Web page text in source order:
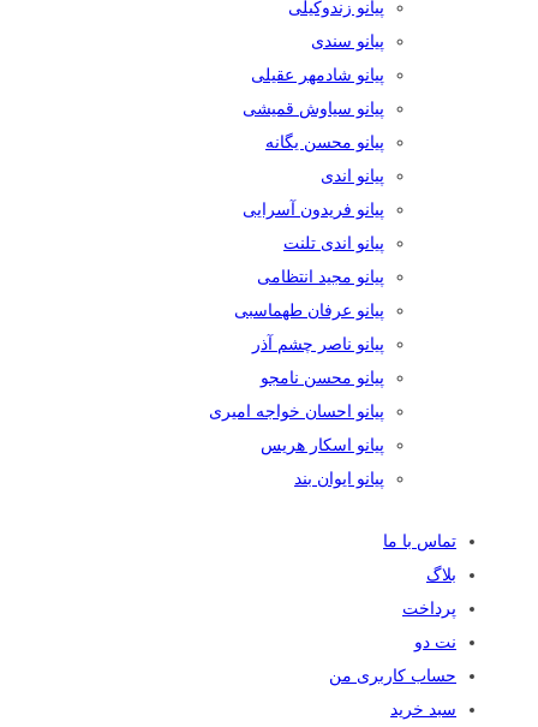
پیانو زندوکیلی
پیانو سندی
پیانو شادمهر عقیلی
پیانو سیاوش قمیشی
پیانو محسن یگانه
پیانو اندی
پیانو فریدون آسرایی
پیانو اندی تلنت
پیانو مجید انتظامی
پیانو عرفان طهماسبی
پیانو ناصر چشم آذر
پیانو محسن نامجو
پیانو احسان خواجه امیری
پیانو اسکار هریس
پیانو ایوان بند
تماس با ما
بلاگ
پرداخت
نت دو
حساب کاربری من
سبد خرید